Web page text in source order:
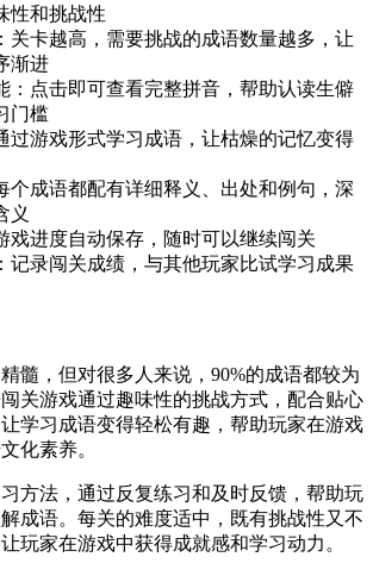
性和挑战性
关卡越高，需要挑战的成语数量越多，让
渐进
：点击即可查看完整拼音，帮助认读生僻
门槛
过游戏形式学习成语，让枯燥的记忆变得
个成语都配有详细释义、出处和例句，深
义
戏进度自动保存，随时可以继续闯关
记录闯关成绩，与其他玩家比试学习成果
髓，但对很多人来说，90%的成语都较为
关游戏通过趣味性的挑战方式，配合贴心
学习成语变得轻松有趣，帮助玩家在游戏
化素养。
方法，通过反复练习和及时反馈，帮助玩
成语。每关的难度适中，既有挑战性又不
玩家在游戏中获得成就感和学习动力。